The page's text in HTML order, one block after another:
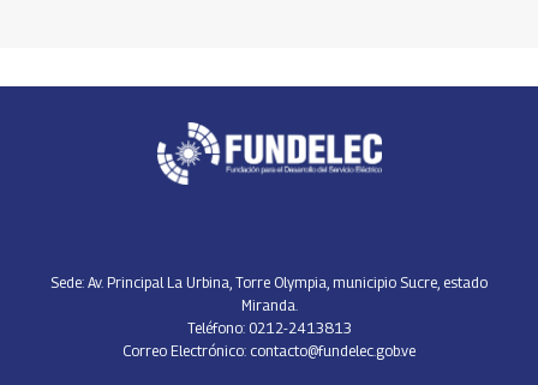
Sede: Av. Principal La Urbina, Torre Olympia, municipio Sucre, estado
Miranda.
Teléfono: 0212-2413813
Correo Electrónico: contacto@fundelec.gob.ve